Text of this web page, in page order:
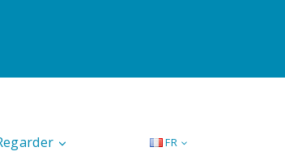
FR